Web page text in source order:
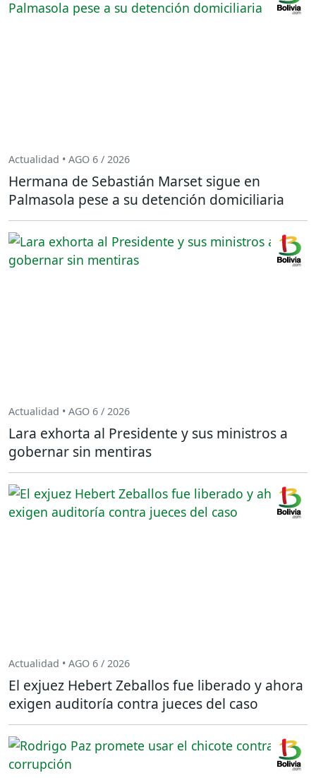
Actualidad • AGO 6 / 2026
Hermana de Sebastián Marset sigue en
Palmasola pese a su detención domiciliaria
Actualidad • AGO 6 / 2026
Lara exhorta al Presidente y sus ministros a
gobernar sin mentiras
Actualidad • AGO 6 / 2026
El exjuez Hebert Zeballos fue liberado y ahora
exigen auditoría contra jueces del caso